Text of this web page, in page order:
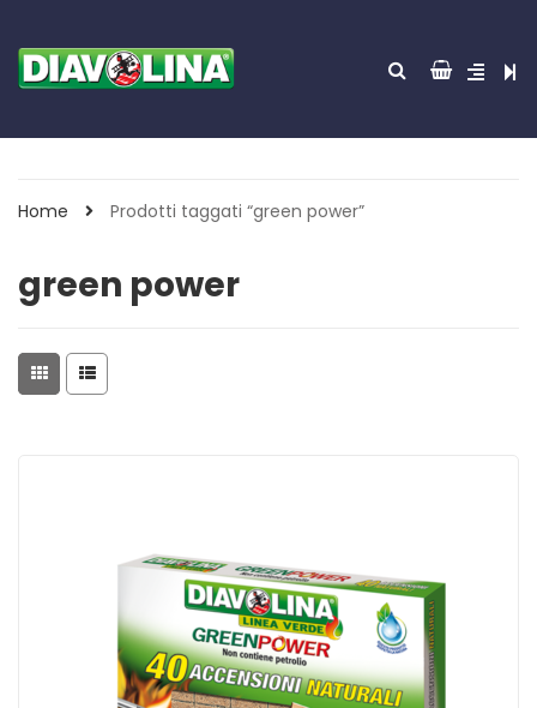
Home Prodotti taggati “green power”
green power